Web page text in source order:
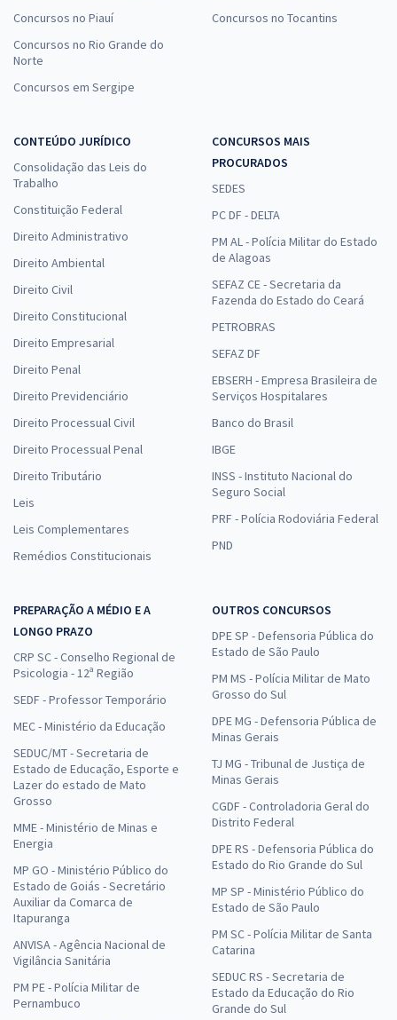
Concursos no Piauí
Concursos no Rio Grande do
Norte
Concursos em Sergipe
Concursos no Tocantins
CONTEÚDO JURÍDICO
Consolidação das Leis do
Trabalho
Constituição Federal
Direito Administrativo
Direito Ambiental
Direito Civil
Direito Constitucional
Direito Empresarial
Direito Penal
Direito Previdenciário
Direito Processual Civil
Direito Processual Penal
Direito Tributário
Leis
Leis Complementares
Remédios Constitucionais
CONCURSOS MAIS
PROCURADOS
SEDES
PC DF - DELTA
PM AL - Polícia Militar do Estado
de Alagoas
SEFAZ CE - Secretaria da
Fazenda do Estado do Ceará
PETROBRAS
SEFAZ DF
EBSERH - Empresa Brasileira de
Serviços Hospitalares
Banco do Brasil
IBGE
INSS - Instituto Nacional do
Seguro Social
PRF - Polícia Rodoviária Federal
PND
PREPARAÇÃO A MÉDIO E A
LONGO PRAZO
CRP SC - Conselho Regional de
Psicologia - 12ª Região
SEDF - Professor Temporário
MEC - Ministério da Educação
SEDUC/MT - Secretaria de
Estado de Educação, Esporte e
Lazer do estado de Mato
Grosso
MME - Ministério de Minas e
Energia
MP GO - Ministério Público do
Estado de Goiás - Secretário
Auxiliar da Comarca de
Itapuranga
ANVISA - Agência Nacional de
Vigilância Sanitária
PM PE - Polícia Militar de
Pernambuco
OUTROS CONCURSOS
DPE SP - Defensoria Pública do
Estado de São Paulo
PM MS - Polícia Militar de Mato
Grosso do Sul
DPE MG - Defensoria Pública de
Minas Gerais
TJ MG - Tribunal de Justiça de
Minas Gerais
CGDF - Controladoria Geral do
Distrito Federal
DPE RS - Defensoria Pública do
Estado do Rio Grande do Sul
MP SP - Ministério Público do
Estado de São Paulo
PM SC - Polícia Militar de Santa
Catarina
SEDUC RS - Secretaria de
Estado da Educação do Rio
Grande do Sul